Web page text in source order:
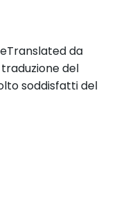
da
del
soddisfatti del